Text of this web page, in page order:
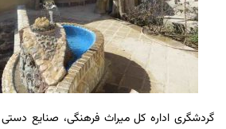
گردشگری اداره کل میراث فرهنگی، صنایع